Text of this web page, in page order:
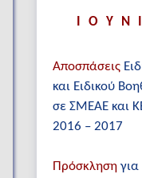
Αποσπάσεις
και Ειδικού
σε ΣΜΕΑΕ και
2016 – 2017
Πρόσκληση